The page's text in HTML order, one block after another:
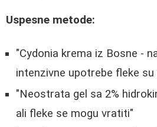
Uspesne metode:
"Cydonia krema iz Bosne -
intenzivne upotrebe fleke
"Neostrata gel sa 2%
ali fleke se mogu vratiti"